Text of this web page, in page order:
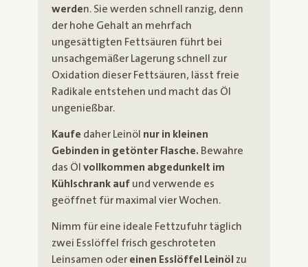
werden. Sie werden schnell ranzig, denn
der hohe Gehalt an mehrfach
ungesättigten Fettsäuren führt bei
unsachgemäßer Lagerung schnell zur
Oxidation dieser Fettsäuren, lässt freie
Radikale entstehen und macht das Öl
ungenießbar.
Kaufe daher Leinöl nur in kleinen
Gebinden in getönter Flasche. Bewahre
das Öl vollkommen abgedunkelt im
Kühlschrank aufund verwende es
geöffnet für maximal vier Wochen.
Nimm für eine ideale Fettzufuhr täglich
zwei Esslöffel frisch geschroteten
Leinsamen oder einen Esslöffel Leinöl zu